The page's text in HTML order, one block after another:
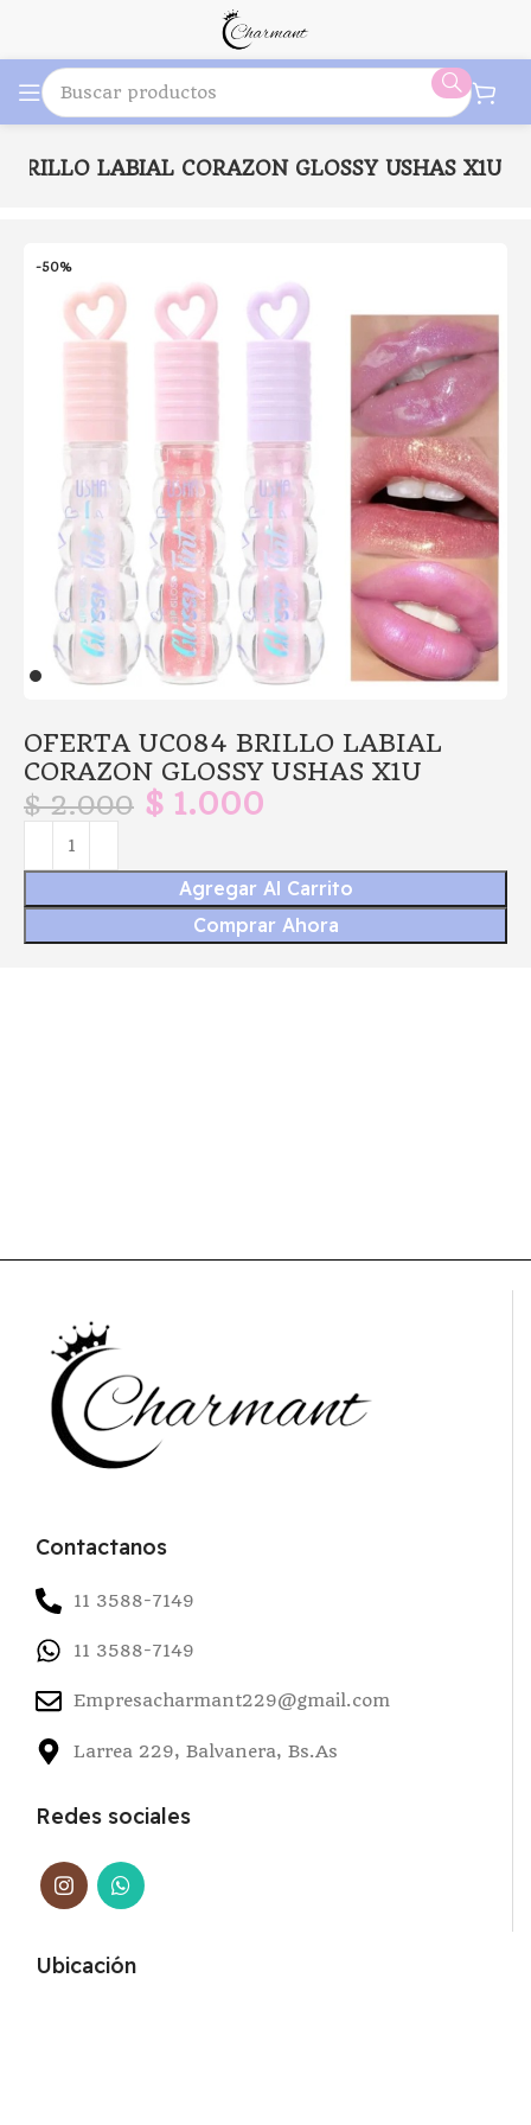
BRILLO LABIAL CORAZON GLOSSY USHAS X1U
-50%
OFERTA UC084 BRILLO LABIAL
CORAZON GLOSSY USHAS X1U
$2.000 $ 1.000
Agregar Al Carrito
Comprar Ahora
Contactanos
11 3588-7149
11 3588-7149
Empresacharmant229@gmail.com
Larrea 229, Balvanera, Bs.As
Redes sociales
Ubicación